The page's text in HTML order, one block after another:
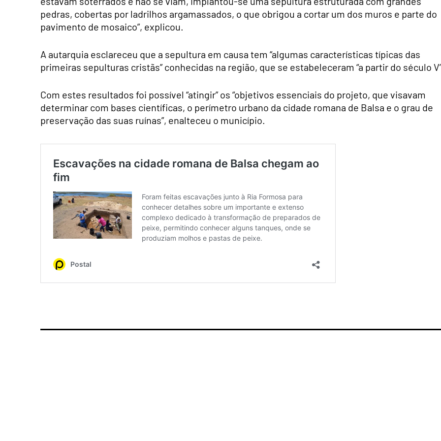
pedras, cobertas por ladrilhos argamassados, o que obrigou a cortar um dos muros e parte do
pavimento de mosaico”, explicou.
A autarquia esclareceu que a sepultura em causa tem “algumas características típicas das
primeiras sepulturas cristãs” conhecidas na região, que se estabeleceram “a partir do século
Com estes resultados foi possível “atingir” os “objetivos essenciais do projeto, que visavam
determinar com bases científicas, o perímetro urbano da cidade romana de Balsa e o grau de
preservação das suas ruínas”, enalteceu o município.